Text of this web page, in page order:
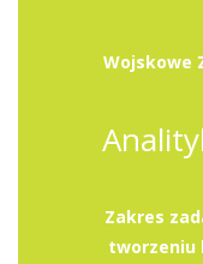
Wojskowe
Zakres
tworzeniu